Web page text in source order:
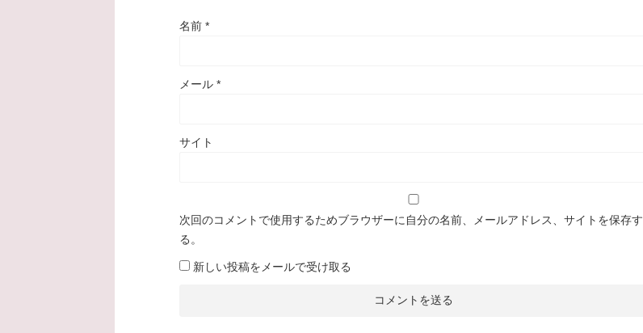
名前 *
メール *
サイト
次回のコメントで使用するためブラウザーに自分の名前、メールアドレス、サイトを保存す
る。
新しい投稿をメールで受け取る